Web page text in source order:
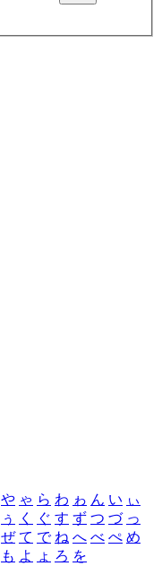
や ゃ ら わ ゎ ん い ぃ
ぅ く ぐ す ず つ づ っ
ぜ て で ね へ べ ぺ め
も よ ょ ろ を